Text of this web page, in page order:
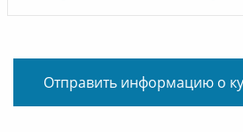
Отправить информацию о